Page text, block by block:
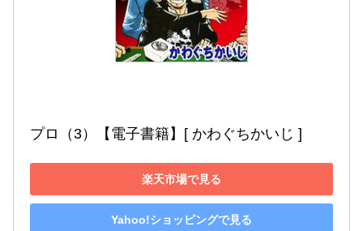
プロ（3）【電子書籍】[ かわぐちかいじ ]
楽天市場で見る
Yahoo!ショッピングで見る